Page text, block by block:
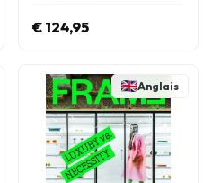
€ 124,95
Anglais